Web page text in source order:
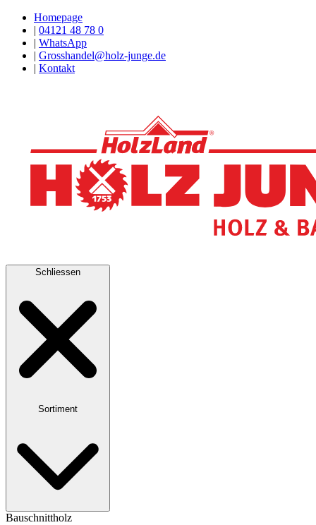
Homepage
| 04121 48 78 0
| WhatsApp
| Grosshandel@holz-junge.de
| Kontakt
Schliessen
Sortiment
Bauschnittholz